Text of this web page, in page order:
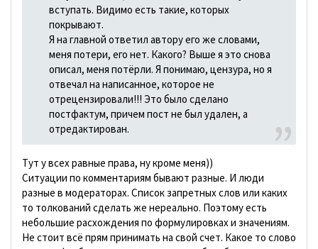
вступать. Видимо есть такие, которых
покрывают.
Я на главной ответил автору его же словами,
меня потери, его нет. Какого? Выше я это снова
описал, меня потёрли. Я понимаю, цензура, но я
отвечал на написанное, которое не
отрецензировали!!! Это было сделано
постфактум, причем пост не был удален, а
отредактирован.
Тут у всех равные права, ну кроме меня))
Ситуации по комментариям бывают разные. И люди
разные в модераторах. Список запретных слов или каких
то толкований сделать же нереально. Поэтому есть
небольшие расхождения по формулировках и значениям.
Не стоит всё прям принимать на свой счет. Какое то слово